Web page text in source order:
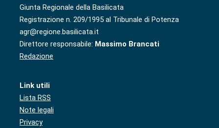
Giunta Regionale della Basilicata
Registrazione n. 209/1995 al Tribunale di Potenza
agr@regione.basilicata.it
Direttore responsabile: Massimo Brancati
Redazione
Link utili
Lista RSS
Note legali
Privacy